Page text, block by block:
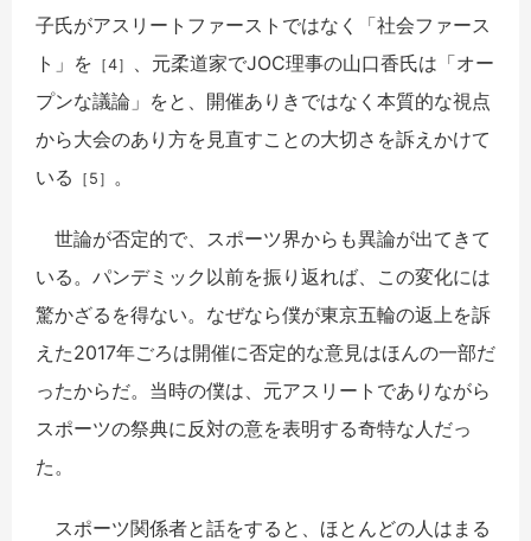
子氏がアスリートファーストではなく「社会ファース
ト」を ［4］
、元柔道家でJOC理事の山口香氏は「オー
プンな議論」をと、開催ありきではなく本質的な視点
から大会のあり方を見直すことの大切さを訴えかけて
いる
［5］ 。
世論が否定的で、スポーツ界からも異論が出てきて
いる。パンデミック以前を振り返れば、この変化には
驚かざるを得ない。なぜなら僕が東京五輪の返上を訴
えた2017年ごろは開催に否定的な意見はほんの一部だ
ったからだ。当時の僕は、元アスリートでありながら
スポーツの祭典に反対の意を表明する奇特な人だっ
た。
スポーツ関係者と話をすると、ほとんどの人はまる